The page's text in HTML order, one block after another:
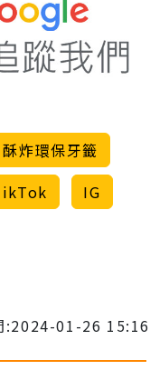
酥炸環保牙籤
IG
:2024-01-26 15:16